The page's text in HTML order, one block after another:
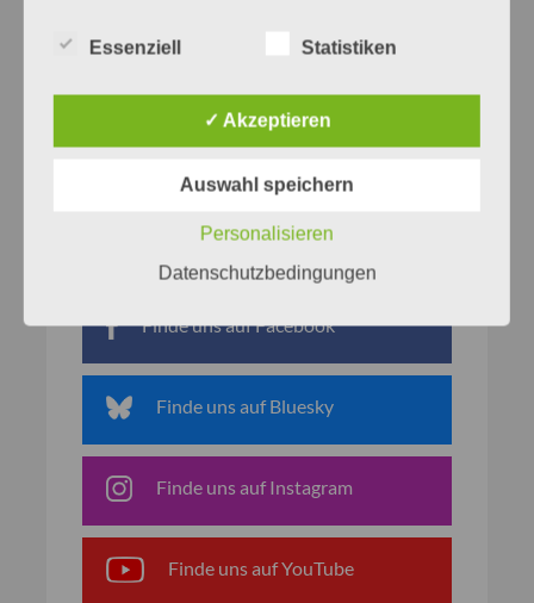
Netzwerke
Finde uns auf Facebook
Finde uns auf Bluesky
Finde uns auf Instagram
Finde uns auf YouTube
Essenziell Statistiken
✓ Akzeptieren
Auswahl speichern
Personalisieren
Datenschutzbedingungen